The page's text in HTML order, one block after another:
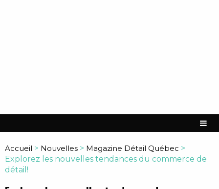
Accueil > Nouvelles > Magazine Détail Québec >
Explorez les nouvelles tendances du commerce de
détail!